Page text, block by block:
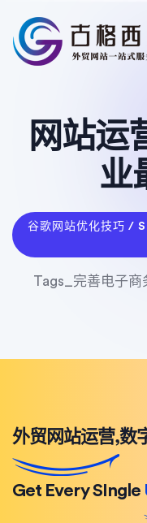
网站运
业
谷歌网站优化技巧 /
Tags_完善电子商
外贸网站运营,数
Get Every SIngle